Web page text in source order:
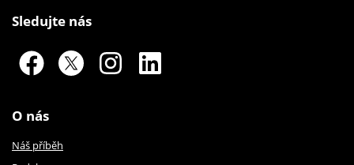
Sledujte nás
O nás
Náš příběh